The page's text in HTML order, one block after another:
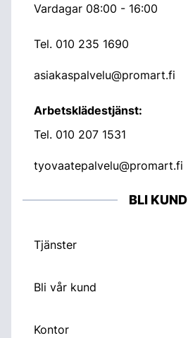
Vardagar 08:00 - 16:00
Tel. 010 235 1690
asiakaspalvelu@promart.fi
Arbetsklädestjänst:
Tel. 010 207 1531
tyovaatepalvelu@promart.fi
BLI KUND
Tjänster
Bli vår kund
Kontor